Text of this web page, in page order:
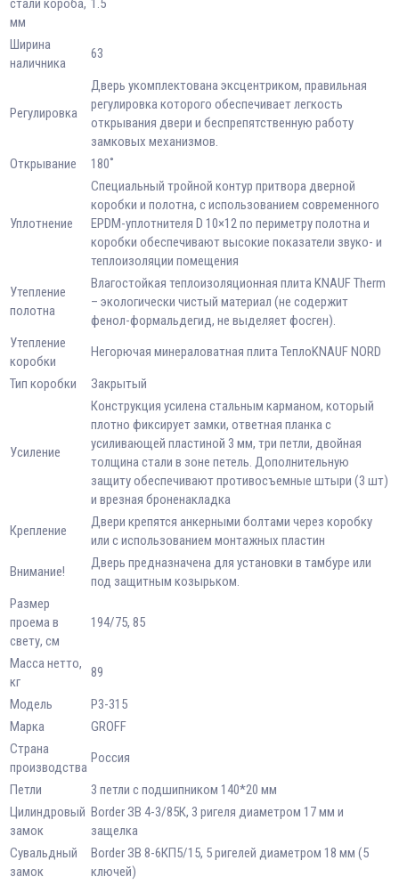
стали короба,
мм
1.5
Ширина
наличника
63
Регулировка
Дверь укомплектована эксцентриком, правильная
регулировка которого обеспечивает легкость
открывания двери и беспрепятственную работу
замковых механизмов.
Открывание
180˚
Уплотнение
Специальный тройной контур притвора дверной
коробки и полотна, с использованием современного
EPDM-уплотнителя D 10×12 по периметру полотна и
коробки обеспечивают высокие показатели звуко- и
теплоизоляции помещения
Утепление
полотна
Влагостойкая теплоизоляционная плита KNAUF Therm
– экологически чистый материал (не содержит
фенол-формальдегид, не выделяет фосген).
Утепление
коробки
Негорючая минераловатная плита ТеплоKNAUF NORD
Тип коробки
Закрытый
Усиление
Конструкция усилена стальным карманом, который
плотно фиксирует замки, ответная планка с
усиливающей пластиной 3 мм, три петли, двойная
толщина стали в зоне петель. Дополнительную
защиту обеспечивают противосъемные штыри (3 шт)
и врезная броненакладка
Крепление
Двери крепятся анкерными болтами через коробку
или с использованием монтажных пластин
Внимание!
Дверь предназначена для установки в тамбуре или
под защитным козырьком.
Размер
проема в
свету, см
194/75, 85
Масса нетто,
кг
89
Модель
Р3-315
Марка
GROFF
Страна
производства
Россия
Петли
3 петли с подшипником 140*20 мм
Цилиндровый
замок
Border ЗВ 4-3/85К, 3 ригеля диаметром 17 мм и
защелка
Сувальдный
замок
Border ЗВ 8-6КП5/15, 5 ригелей диаметром 18 мм (5
ключей)